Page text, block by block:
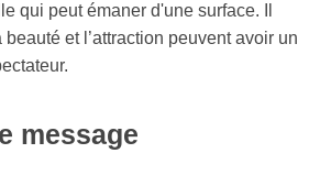
qui peut émaner d'une surface. Il
et l’attraction peuvent avoir un
message